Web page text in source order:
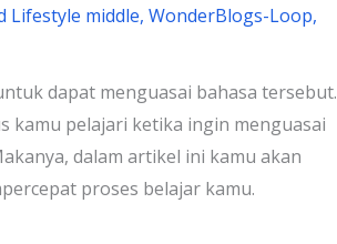
Lifestyle middle, WonderBlogs-Loop,
dapat menguasai bahasa tersebut.
kamu pelajari ketika ingin menguasai
dalam artikel ini kamu akan
proses belajar kamu.